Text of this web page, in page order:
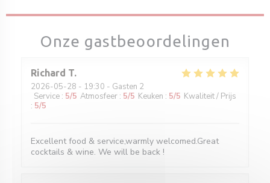
Onze gastbeoordelingen
Richard T
2026-05-28 - 19:30 - Gasten 2
Service : 5/5 Atmosfeer : 5/5 Keuken : 5/5 Kwaliteit / Prijs
: 5/5
Excellent food & service,warmly welcomed.Great
cocktails & wine. We will be back !